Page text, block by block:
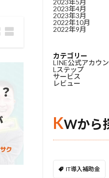
2023年5月
2023年4月
2023年3月
2022年10月
2022年9月
カテゴリー
LINE公式アカウ
Lステップ
サービス
レビュー
KWから
IT導入補助金